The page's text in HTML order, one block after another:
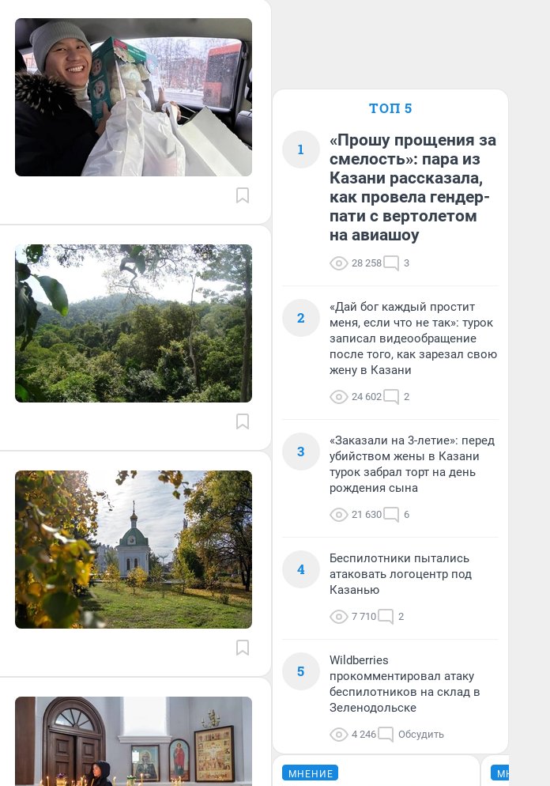
ТОП 5
1
«Прошу прощения за
смелость»: пара из
Казани рассказала,
как провела гендер-
пати с вертолетом
на авиашоу
28 258 3
2
«Дай бог каждый простит
меня, если что не так»: турок
записал видеообращение
после того, как зарезал свою
жену в Казани
24 602 2
3
«Заказали на 3-летие»: перед
убийством жены в Казани
турок забрал торт на день
рождения сына
21 630 6
4
Беспилотники пытались
атаковать логоцентр под
Казанью
7 710 2
5
Wildberries
прокомментировал атаку
беспилотников на склад в
Зеленодольске
4 246 Обсудить
МНЕНИЕ МНЕНИЕ